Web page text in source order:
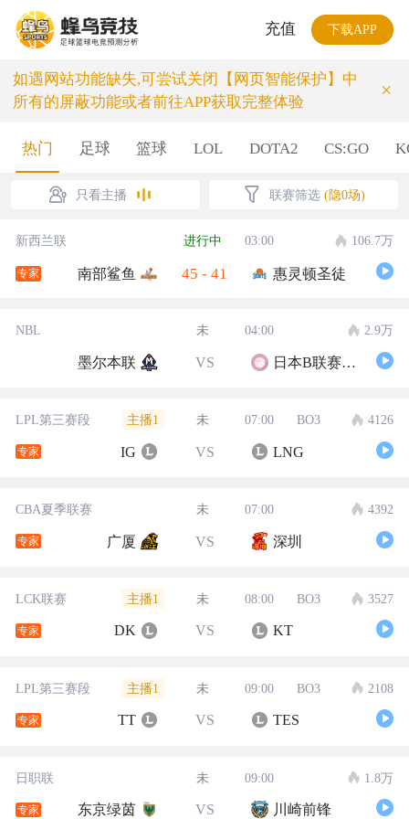
充值 下载APP
如遇网站功能缺失,可尝试关闭【网页智能保护】中
所有的屏蔽功能或者前往APP获取完整体验
×
热门 足球 篮球 LOL DOTA2 CS:GO
只看主播 联赛筛选 (隐0场)
新西兰联 进行中 03:00 106.7万
专家 南部鲨鱼 45 - 41 惠灵顿圣徒
NBL 未 04:00 2.9万
墨尔本联 VS 日本B联赛联队
LPL第三赛段 主播1 未 07:00 BO3 4126
专家 IG VS LNG
CBA夏季联赛 未 07:00 4392
专家 广厦 VS 深圳
LCK联赛 主播1 未 08:00 BO3 3527
专家 DK VS KT
LPL第三赛段 主播1 未 09:00 BO3 2108
专家 TT VS TES
日职联 未 09:00 1.8万
专家 东京绿茵 VS 川崎前锋